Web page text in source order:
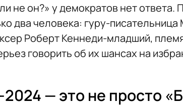
не он?» у демократов нет ответа.
два человека: гуру-
Роберт Кеннеди-младший,
говорить об их шансах на
— это не просто